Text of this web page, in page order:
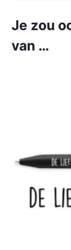
Je zou
van …